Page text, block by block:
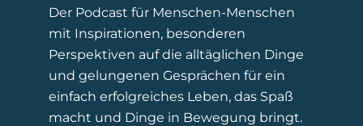
Der Podcast für Menschen-Menschen
mit Inspirationen, besonderen
Perspektiven auf die alltäglichen Dinge
und gelungenen Gesprächen für ein
einfach erfolgreiches Leben, das Spaß
macht und Dinge in Bewegung bringt.